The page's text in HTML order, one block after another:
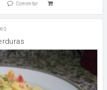
Comentar